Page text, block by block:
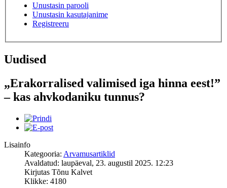
Unustasin parooli
Unustasin kasutajanime
Registreeru
Uudised
„Erakorralised valimised iga hinna eest!”
– kas ahvkodaniku tunnus?
Lisainfo
Kategooria: Arvamusartiklid
Avaldatud: laupäeval, 23. augustil 2025. 12:23
Kirjutas Tõnu Kalvet
Klikke: 4180